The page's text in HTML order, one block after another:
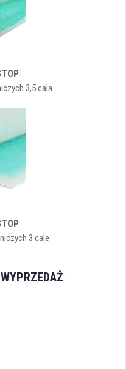
3,5 cala
3 cale